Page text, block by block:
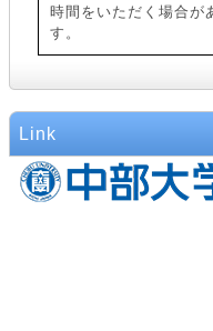
時間をいただく場合が
す。
Link